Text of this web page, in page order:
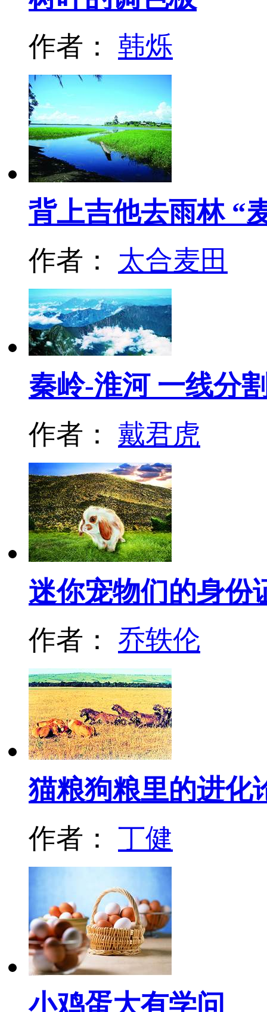
作者： 韩烁
背上吉他去雨林 “
作者： 太合麦田
秦岭-淮河 一线分
作者： 戴君虎
迷你宠物们的身份
作者： 乔轶伦
猫粮狗粮里的进化
作者： 丁健
小鸡蛋大有学问